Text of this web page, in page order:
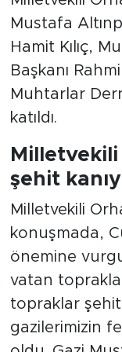
Mustafa
Hamit Kılıç,
Başkanı
Muhtarlar
katıldı.
Milletvekili
şehit
Milletvekili
konuşmada,
önemine
vatan
topraklar şehit
gazilerimizin